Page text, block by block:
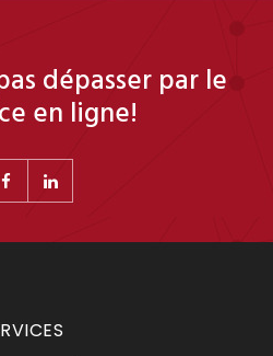
dépasser par le
en ligne!